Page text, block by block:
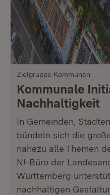
Zielgruppe Kommunen
Kommunale
Nachhaltigkeit
In Gemeinden,
bündeln sich die
nahezu alle Themen
N!-Büro der
Württemberg
nachhaltigen